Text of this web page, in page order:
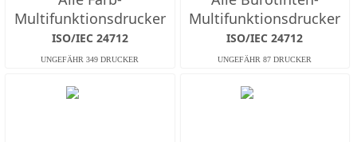
Multifunktions­drucker
ISO/IEC 24712
Multifunktions­drucker
ISO/IEC 24712